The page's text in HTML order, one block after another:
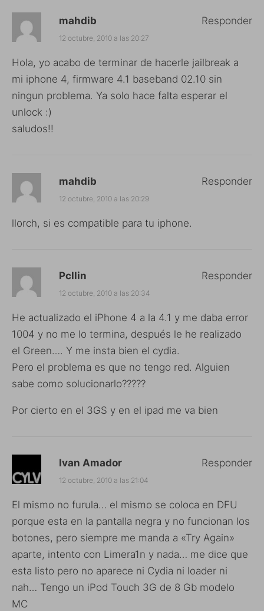
mahdib
12 octubre, 2010 a las 20:27
Hola, yo acabo de terminar de hacerle jailbreak a
mi iphone 4, firmware 4.1 baseband 02.10 sin
ningun problema. Ya solo hace falta esperar el
unlock :)
saludos!!
Responder
mahdib
12 octubre, 2010 a las 20:29
llorch, si es compatible para tu iphone.
Responder
Pcllin
12 octubre, 2010 a las 20:34
He actualizado el iPhone 4 a la 4.1 y me daba error
1004 y no me lo termina, después le he realizado
el Green…. Y me insta bien el cydia.
Pero el problema es que no tengo red. Alguien
sabe como solucionarlo?????
Por cierto en el 3GS y en el ipad me va bien
Responder
Ivan Amador
12 octubre, 2010 a las 21:04
El mismo no furula… el mismo se coloca en DFU
porque esta en la pantalla negra y no funcionan los
botones, pero siempre me manda a «Try Again»
aparte, intento con Limera1n y nada… me dice que
esta listo pero no aparece ni Cydia ni loader ni
nah… Tengo un iPod Touch 3G de 8 Gb modelo
MC
Responder